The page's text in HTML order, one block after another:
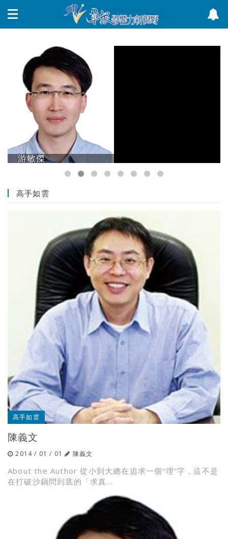
游敏傑
高手如雲
高手如雲
陳義文
2014 / 01 / 01 陳義文
About the Author 從小到大總在追求一個“理”字，這不是
在打破沙鍋問到底的「求真...